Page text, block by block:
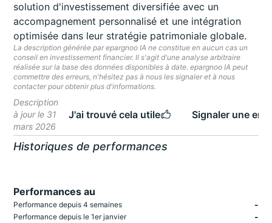
solution d'investissement diversifiée avec un
accompagnement personnalisé et une intégration
optimisée dans leur stratégie patrimoniale globale.
La description générée par epargnoo IA ne constitue en aucun cas un
conseil en investissement financier. Il s'agit d'une analyse arbitraire
réalisée sur la base des données disponibles à date. epargnoo IA peut
commettre des erreurs, n'hésitez pas à nous les signaler et à nous
contacter pour obtenir plus d'informations.
Description
à jour le 31
mars 2026
J'ai trouvé cela utile Signaler une
Historiques de performances
Performances au
Performance depuis 4 semaines -
Performance depuis le 1er janvier -